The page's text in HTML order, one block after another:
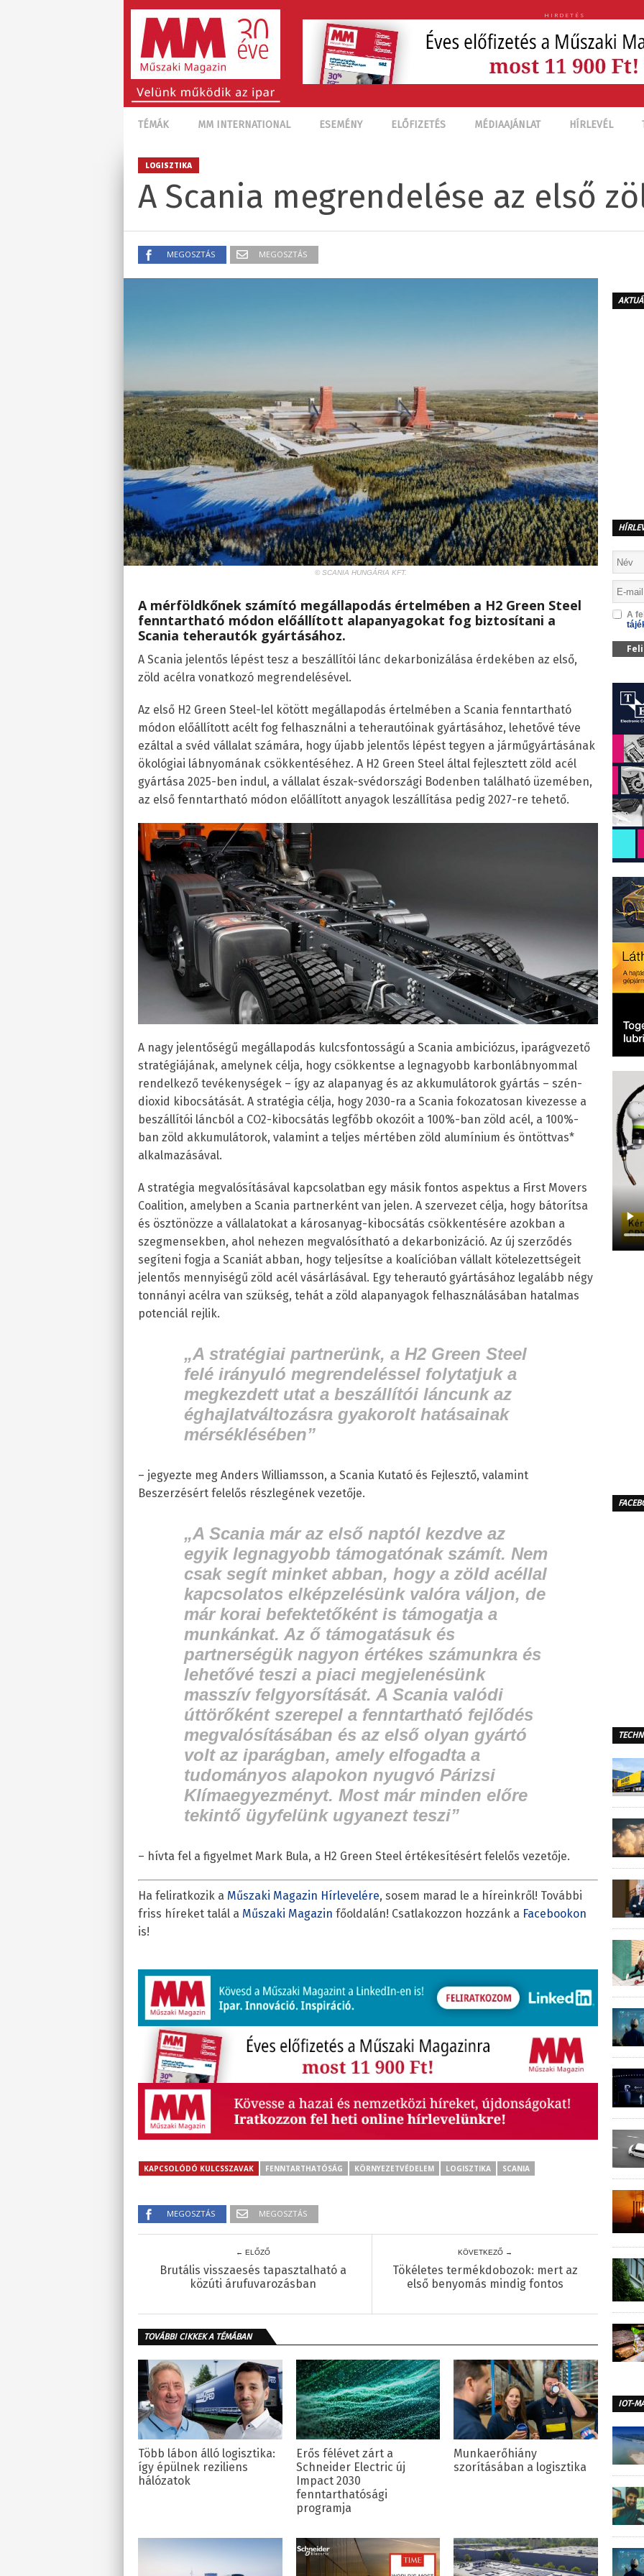
HIRDETÉS
TÉMÁK MM INTERNATIONAL ESEMÉNY ELŐFIZETÉS MÉDIAAJÁNLAT HÍRLEVÉL
LOGISZTIKA
A Scania megrendelése az első
MEGOSZTÁS MEGOSZTÁS
© SCANIA HUNGÁRIA KFT.
A mérföldkőnek számító megállapodás értelmében a H2 Green Steel
fenntartható módon előállított alapanyagokat fog biztosítani a
Scania teherautók gyártásához.
A Scania jelentős lépést tesz a beszállítói lánc dekarbonizálása érdekében az első,
zöld acélra vonatkozó megrendelésével.
Az első H2 Green Steel-lel kötött megállapodás értelmében a Scania fenntartható
módon előállított acélt fog felhasználni a teherautóinak gyártásához, lehetővé téve
ezáltal a svéd vállalat számára, hogy újabb jelentős lépést tegyen a járműgyártásának
ökológiai lábnyomának csökkentéséhez. A H2 Green Steel által fejlesztett zöld acél
gyártása 2025-ben indul, a vállalat észak-svédországi Bodenben található üzemében,
az első fenntartható módon előállított anyagok leszállítása pedig 2027-re tehető.
A nagy jelentőségű megállapodás kulcsfontosságú a Scania ambiciózus, iparágvezető
stratégiájának, amelynek célja, hogy csökkentse a legnagyobb karbonlábnyommal
rendelkező tevékenységek – így az alapanyag és az akkumulátorok gyártás – szén-
dioxid kibocsátását. A stratégia célja, hogy 2030-ra a Scania fokozatosan kivezesse a
beszállítói láncból a CO2-kibocsátás legfőbb okozóit a 100%-ban zöld acél, a 100%-
ban zöld akkumulátorok, valamint a teljes mértében zöld alumínium és öntöttvas*
alkalmazásával.
A stratégia megvalósításával kapcsolatban egy másik fontos aspektus a First Movers
Coalition, amelyben a Scania partnerként van jelen. A szervezet célja, hogy bátorítsa
és ösztönözze a vállalatokat a károsanyag-kibocsátás csökkentésére azokban a
szegmensekben, ahol nehezen megvalósítható a dekarbonizáció. Az új szerződés
segíteni fogja a Scaniát abban, hogy teljesítse a koalícióban vállalt kötelezettségeit
jelentős mennyiségű zöld acél vásárlásával. Egy teherautó gyártásához legalább négy
tonnányi acélra van szükség, tehát a zöld alapanyagok felhasználásában hatalmas
potenciál rejlik.
„A stratégiai partnerünk, a H2 Green Steel
felé irányuló megrendeléssel folytatjuk a
megkezdett utat a beszállítói láncunk az
éghajlatváltozásra gyakorolt hatásainak
mérséklésében”
– jegyezte meg Anders Williamsson, a Scania Kutató és Fejlesztő, valamint
Beszerzésért felelős részlegének vezetője.
„A Scania már az első naptól kezdve az
egyik legnagyobb támogatónak számít. Nem
csak segít minket abban, hogy a zöld acéllal
kapcsolatos elképzelésünk valóra váljon, de
már korai befektetőként is támogatja a
munkánkat. Az ő támogatásuk és
partnerségük nagyon értékes számunkra és
lehetővé teszi a piaci megjelenésünk
masszív felgyorsítását. A Scania valódi
úttörőként szerepel a fenntartható fejlődés
megvalósításában és az első olyan gyártó
volt az iparágban, amely elfogadta a
tudományos alapokon nyugvó Párizsi
Klímaegyezményt. Most már minden előre
tekintő ügyfelünk ugyanezt teszi”
– hívta fel a figyelmet Mark Bula, a H2 Green Steel értékesítésért felelős vezetője.
Ha feliratkozik a Műszaki Magazin Hírlevelére, sosem marad le a híreinkről! További
friss híreket talál a Műszaki Magazin főoldalán! Csatlakozzon hozzánk a Facebookon
is!
KAPCSOLÓDÓ KULCSSZAVAK FENNTARTHATÓSÁG KÖRNYEZETVÉDELEM LOGISZTIKA SCANIA
MEGOSZTÁS MEGOSZTÁS
← ELŐZŐ
Brutális visszaesés tapasztalható a
közúti árufuvarozásban
KÖVETKEZŐ →
Tökéletes termékdobozok: mert az
első benyomás mindig fontos
TOVÁBBI CIKKEK A TÉMÁBAN
Több lábon álló logisztika:
így épülnek reziliens
hálózatok
Erős félévet zárt a
Schneider Electric új
Impact 2030
fenntarthatósági
programja
Munkaerőhiány
szorításában a logisztika
A
IOT-